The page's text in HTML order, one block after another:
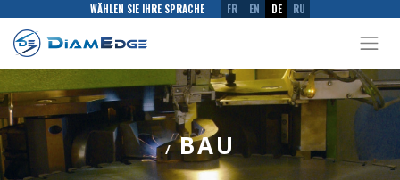
WÄHLEN SIE IHRE SPRACHE FR EN DE RU
/BAU